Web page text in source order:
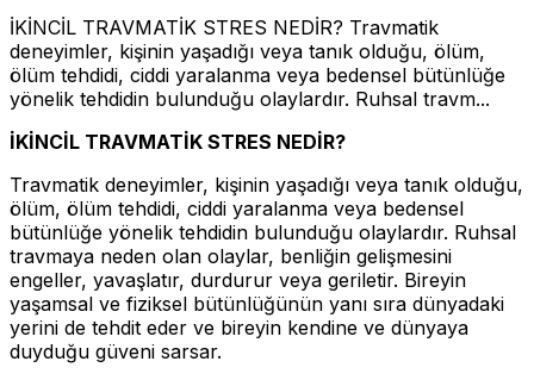
İKİNCİL TRAVMATİK STRES NEDİR? Travmatik
deneyimler, kişinin yaşadığı veya tanık olduğu, ölüm,
ölüm tehdidi, ciddi yaralanma veya bedensel bütünlüğe
yönelik tehdidin bulunduğu olaylardır. Ruhsal travm...
İKİNCİL TRAVMATİK STRES NEDİR?
Travmatik deneyimler, kişinin yaşadığı veya tanık olduğu,
ölüm, ölüm tehdidi, ciddi yaralanma veya bedensel
bütünlüğe yönelik tehdidin bulunduğu olaylardır. Ruhsal
travmaya neden olan olaylar, benliğin gelişmesini
engeller, yavaşlatır, durdurur veya geriletir. Bireyin
yaşamsal ve fiziksel bütünlüğünün yanı sıra dünyadaki
yerini de tehdit eder ve bireyin kendine ve dünyaya
duyduğu güveni sarsar.